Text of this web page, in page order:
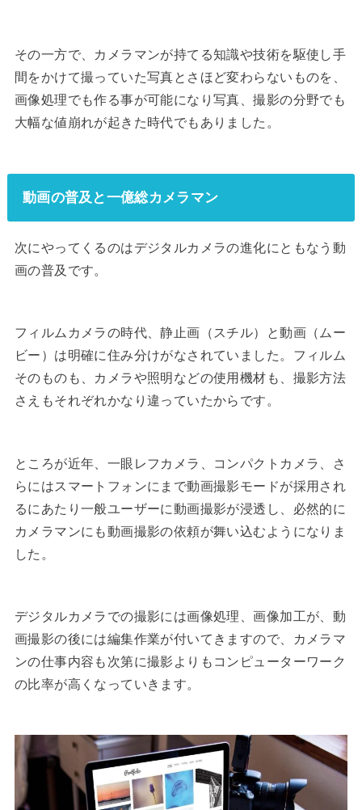
その一方で、カメラマンが持てる知識や技術を駆使し手
間をかけて撮っていた写真とさほど変わらないものを、
画像処理でも作る事が可能になり写真、撮影の分野でも
大幅な値崩れが起きた時代でもありました。
動画の普及と一億総カメラマン
次にやってくるのはデジタルカメラの進化にともなう動
画の普及です。
フィルムカメラの時代、静止画（スチル）と動画（ムー
ビー）は明確に住み分けがなされていました。フィルム
そのものも、カメラや照明などの使用機材も、撮影方法
さえもそれぞれかなり違っていたからです。
ところが近年、一眼レフカメラ、コンパクトカメラ、さ
らにはスマートフォンにまで動画撮影モードが採用され
るにあたり一般ユーザーに動画撮影が浸透し、必然的に
カメラマンにも動画撮影の依頼が舞い込むようになりま
した。
デジタルカメラでの撮影には画像処理、画像加工が、動
画撮影の後には編集作業が付いてきますので、カメラマ
ンの仕事内容も次第に撮影よりもコンピューターワーク
の比率が高くなっていきます。